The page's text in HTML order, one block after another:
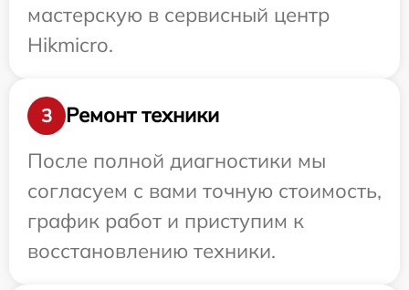
мастерскую в сервисный центр
Hikmicro.
3
Ремонт техники
После полной диагностики мы
согласуем с вами точную стоимость,
график работ и приступим к
восстановлению техники.